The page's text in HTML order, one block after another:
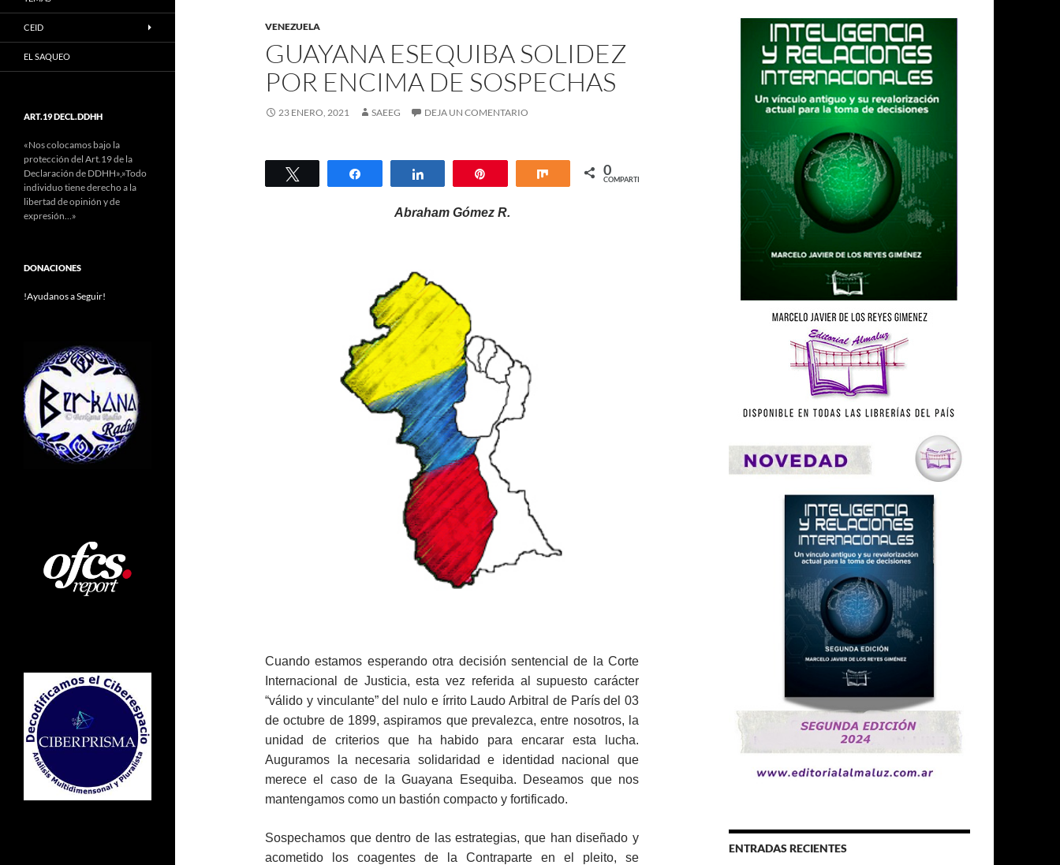
VENEZUELA
GUAYANA ESEQUIBA SOLIDEZ
POR ENCIMA DE SOSPECHAS
23 ENERO, 2021 SAEEG DEJA UN COMENTARIO
Twittear Compartir Compartir Compartir
0
COMPARTIR
Abraham Gómez R.
Cuando estamos esperando otra decisión sentencial de la Corte
Internacional de Justicia, esta vez referida al supuesto carácter
“válido y vinculante” del nulo e írrito Laudo Arbitral de París del 03
de octubre de 1899, aspiramos que prevalezca, entre nosotros, la
unidad de criterios que ha habido para encarar esta lucha.
Auguramos la necesaria solidaridad e identidad nacional que
merece el caso de la Guayana Esequiba. Deseamos que nos
mantengamos como un bastión compacto y fortificado.
Sospechamos que dentro de las estrategias, que han diseñado y
acometido los coagentes de la Contraparte en el pleito, se
ENTRADAS RECIENTES
CEID
EL SAQUEO
ART.19 DECL.DDHH
«Nos colocamos bajo la
protección del Art.19 de la
Declaración de DDHH»,»Todo
individuo tiene derecho a la
libertad de opinión y de
expresión…»
DONACIONES
!Ayudanos a Seguir!